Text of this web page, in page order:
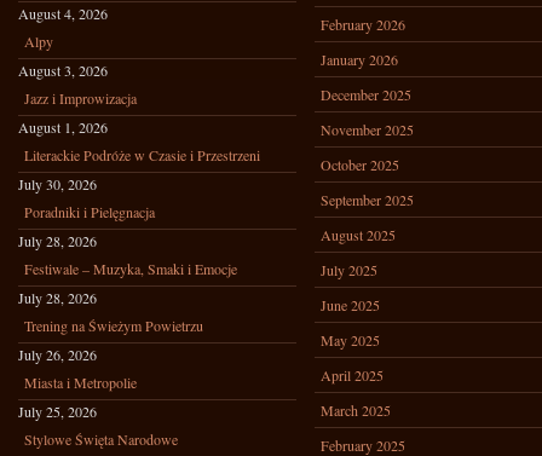
August 4, 2026
Alpy
August 3, 2026
Jazz i Improwizacja
August 1, 2026
Literackie Podróże w Czasie i Przestrzeni
July 30, 2026
Poradniki i Pielęgnacja
July 28, 2026
Festiwale – Muzyka, Smaki i Emocje
July 28, 2026
Trening na Świeżym Powietrzu
July 26, 2026
Miasta i Metropolie
July 25, 2026
Stylowe Święta Narodowe
February 2026
January 2026
December 2025
November 2025
October 2025
September 2025
August 2025
July 2025
June 2025
May 2025
April 2025
March 2025
February 2025